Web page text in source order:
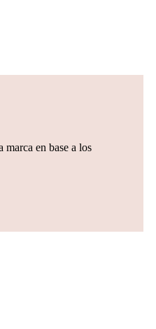
en base a los